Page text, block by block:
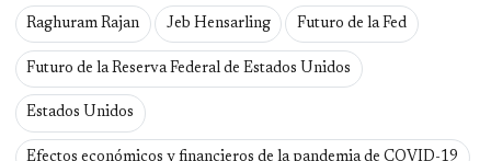
Raghuram Rajan Jeb Hensarling Futuro de la Fed
Futuro de la Reserva Federal de Estados Unidos
Estados Unidos